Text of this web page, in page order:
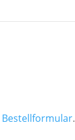
Bestellformular.